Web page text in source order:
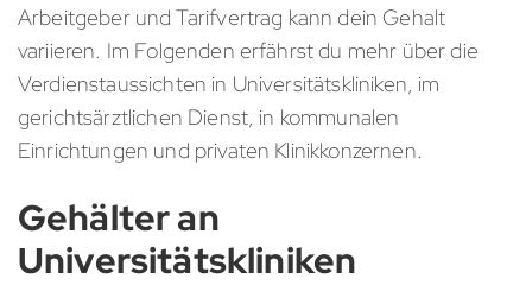
Arbeitgeber und Tarifvertrag kann dein Gehalt
variieren. Im Folgenden erfährst du mehr über die
Verdienstaussichten in Universitätskliniken, im
gerichtsärztlichen Dienst, in kommunalen
Einrichtungen und privaten Klinikkonzernen.
Gehälter an
Universitätskliniken